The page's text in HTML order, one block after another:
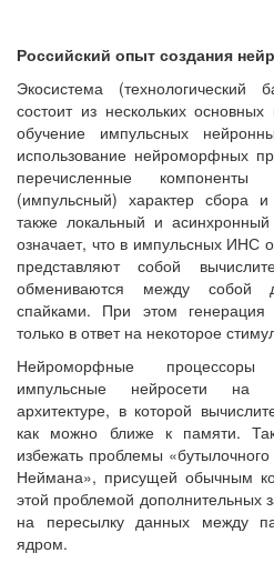
Российский опыт создания
Экосистема
состоит из нескольких
обучение импульсных
использование нейроморфных
перечисленные компоненты
(импульсный) характер сбора
также локальный и
означает, что в импульсных ИНС
представляют собой
обмениваются между собой
спайками. При этом генерация
только в ответ на некоторое
Нейроморфные процессоры
импульсные нейросети на
архитектуре, в которой
как можно ближе к памяти.
избежать проблемы
Неймана», присущей обычным
этой проблемой дополнительных
на пересылку данных между
ядром.